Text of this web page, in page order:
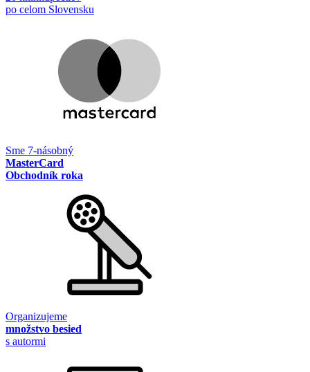
po celom Slovensku
Sme 7-násobný
MasterCard
Obchodník roka
Organizujeme
množstvo besied
s autormi